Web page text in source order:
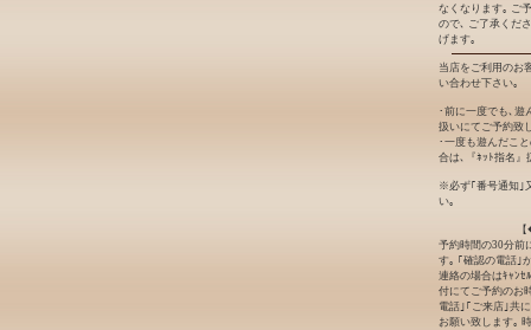
なくなります｡ ご
ので､ ご了承くだ
げます｡
当店をご利用のお
い合わせ下さい｡
･前に一度でも､遊
扱いにてご予約致
･一度も遊んだこ
合は､『ﾈｯﾄ指名』
※必ず｢番号通知｣
い｡
予約時間の30分前
す｡ ｢確認の電話｣
連絡の場合はｷｬﾝｾ
付にてご予約のお
電話｣｢ご来店｣共
お願い致します｡